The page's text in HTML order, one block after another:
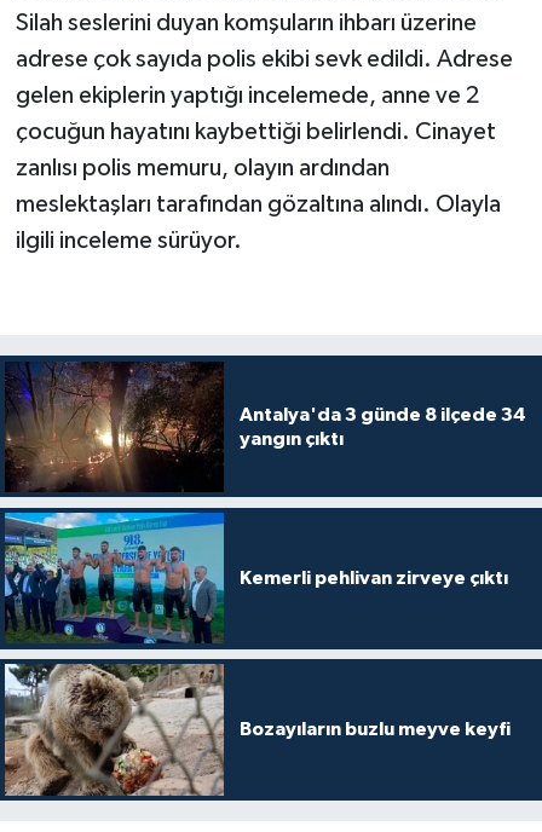
Silah seslerini duyan komşuların ihbarı üzerine
adrese çok sayıda polis ekibi sevk edildi. Adrese
gelen ekiplerin yaptığı incelemede, anne ve 2
çocuğun hayatını kaybettiği belirlendi. Cinayet
zanlısı polis memuru, olayın ardından
meslektaşları tarafından gözaltına alındı. Olayla
ilgili inceleme sürüyor.
Antalya'da 3 günde 8 ilçede 34
yangın çıktı
Kemerli pehlivan zirveye çıktı
Bozayıların buzlu meyve keyfi